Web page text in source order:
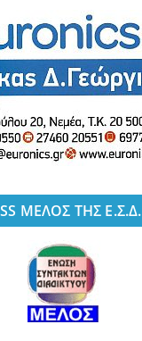
ΜΕΛΟΣ ΤΗΣ Ε.Σ.Δ.